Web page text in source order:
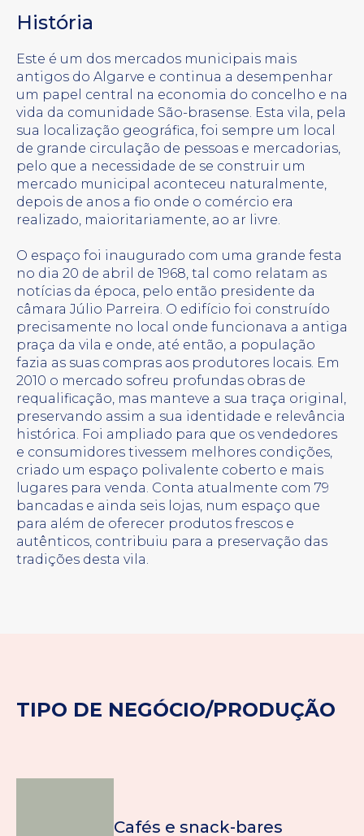
História
Este é um dos mercados municipais mais
antigos do Algarve e continua a desempenhar
um papel central na economia do concelho e na
vida da comunidade São-brasense. Esta vila, pela
sua localização geográfica, foi sempre um local
de grande circulação de pessoas e mercadorias,
pelo que a necessidade de se construir um
mercado municipal aconteceu naturalmente,
depois de anos a fio onde o comércio era
realizado, maioritariamente, ao ar livre.
O espaço foi inaugurado com uma grande festa
no dia 20 de abril de 1968, tal como relatam as
notícias da época, pelo então presidente da
câmara Júlio Parreira. O edifício foi construído
precisamente no local onde funcionava a antiga
praça da vila e onde, até então, a população
fazia as suas compras aos produtores locais. Em
2010 o mercado sofreu profundas obras de
requalificação, mas manteve a sua traça original,
preservando assim a sua identidade e relevância
histórica. Foi ampliado para que os vendedores
e consumidores tivessem melhores condições,
criado um espaço polivalente coberto e mais
lugares para venda. Conta atualmente com 79
bancadas e ainda seis lojas, num espaço que
para além de oferecer produtos frescos e
autênticos, contribuiu para a preservação das
tradições desta vila.
TIPO DE NEGÓCIO/PRODUÇÃO
Cafés e snack-bares